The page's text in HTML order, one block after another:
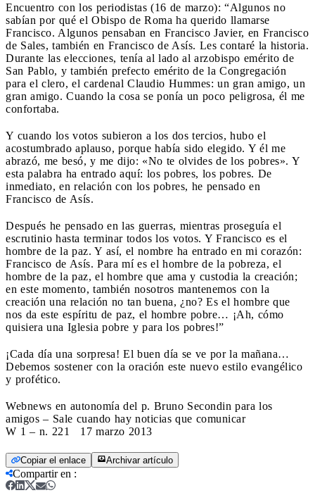
Encuentro con los periodistas (16 de marzo): “Algunos no
sabían por qué el Obispo de Roma ha querido llamarse
Francisco. Algunos pensaban en Francisco Javier, en Francisco
de Sales, también en Francisco de Asís. Les contaré la historia.
Durante las elecciones, tenía al lado al arzobispo emérito de
San Pablo, y también prefecto emérito de la Congregación
para el clero, el cardenal Claudio Hummes: un gran amigo, un
gran amigo. Cuando la cosa se ponía un poco peligrosa, él me
confortaba.
Y cuando los votos subieron a los dos tercios, hubo el
acostumbrado aplauso, porque había sido elegido. Y él me
abrazó, me besó, y me dijo: «No te olvides de los pobres». Y
esta palabra ha entrado aquí: los pobres, los pobres. De
inmediato, en relación con los pobres, he pensado en
Francisco de Asís.
Después he pensado en las guerras, mientras proseguía el
escrutinio hasta terminar todos los votos. Y Francisco es el
hombre de la paz. Y así, el nombre ha entrado en mi corazón:
Francisco de Asís. Para mí es el hombre de la pobreza, el
hombre de la paz, el hombre que ama y custodia la creación;
en este momento, también nosotros mantenemos con la
creación una relación no tan buena, ¿no? Es el hombre que
nos da este espíritu de paz, el hombre pobre… ¡Ah, cómo
quisiera una Iglesia pobre y para los pobres!”
¡Cada día una sorpresa! El buen día se ve por la mañana…
Debemos sostener con la oración este nuevo estilo evangélico
y profético.
Webnews en autonomía del p. Bruno Secondin para los
amigos – Sale cuando hay noticias que comunicar
W 1 – n. 221 17 marzo 2013
Copiar el enlace Archivar artículo
Compartir en :